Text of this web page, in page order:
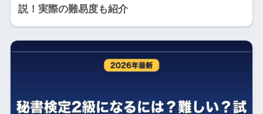
説！実際の難易度も紹介